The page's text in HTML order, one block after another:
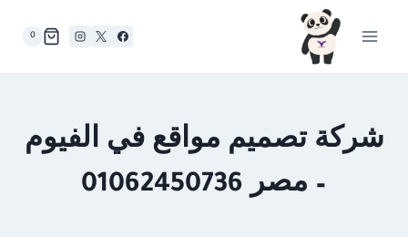
0
شركة تصميم مواقع في الفيوم
– مصر 01062450736